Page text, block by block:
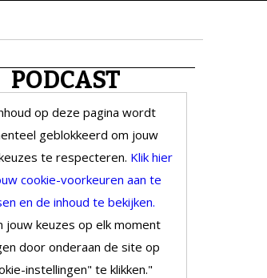
PODCAST
op deze pagina wordt
geblokkeerd om jouw
te respecteren. Klik hier
cookie-voorkeuren aan te
en de inhoud te bekijken.
jouw keuzes op elk moment
door onderaan de site op
instellingen" te klikken."